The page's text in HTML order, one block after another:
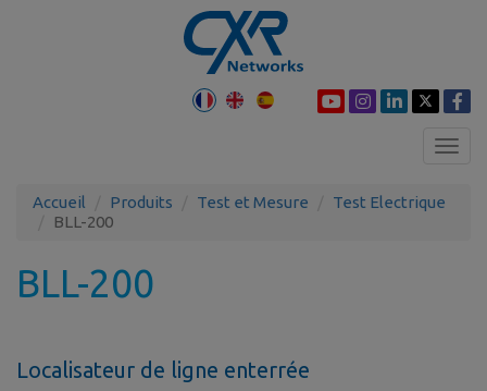
Accueil Produits Test et Mesure
Test Electrique
BLL-200
BLL-200
Localisateur de ligne enterrée